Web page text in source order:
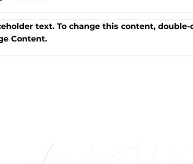
text. To change this content,
Content.